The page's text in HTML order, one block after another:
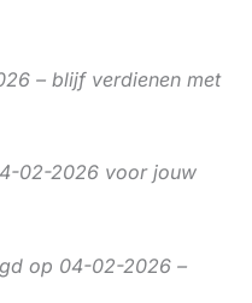
– blijf verdienen met
02-2026 voor jouw
op 04-02-2026 –